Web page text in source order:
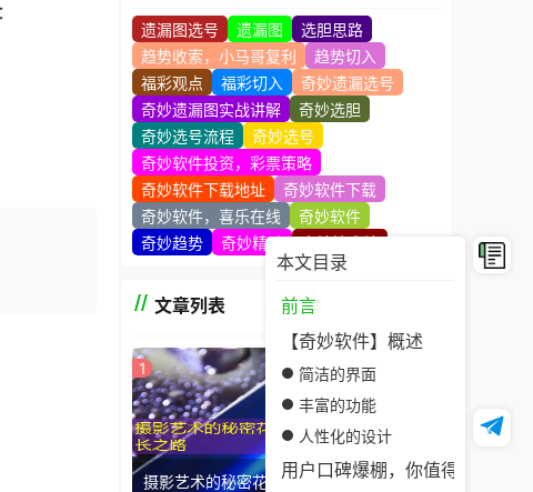
本文目录
前言
【奇妙软件】概述
简洁的界面
丰富的功能
人性化的设计
用户口碑爆棚，你值得拥有
时间的
遗漏图选号 遗漏图
选胆思路
趋势收索，小马哥复利
趋势切入
福彩观点
福彩切入
奇妙遗漏选号
奇妙遗漏图实战讲解
奇妙选胆
奇妙选号流程
奇妙选号
奇妙软件投资，彩票策略
奇妙软件下载地址
奇妙软件下载
奇妙软件，喜乐在线
奇妙软件
奇妙趋势
奇妙精髓 奇妙技术站
文章列表
1
摄影艺术的秘密花园：光影魔术师的成长